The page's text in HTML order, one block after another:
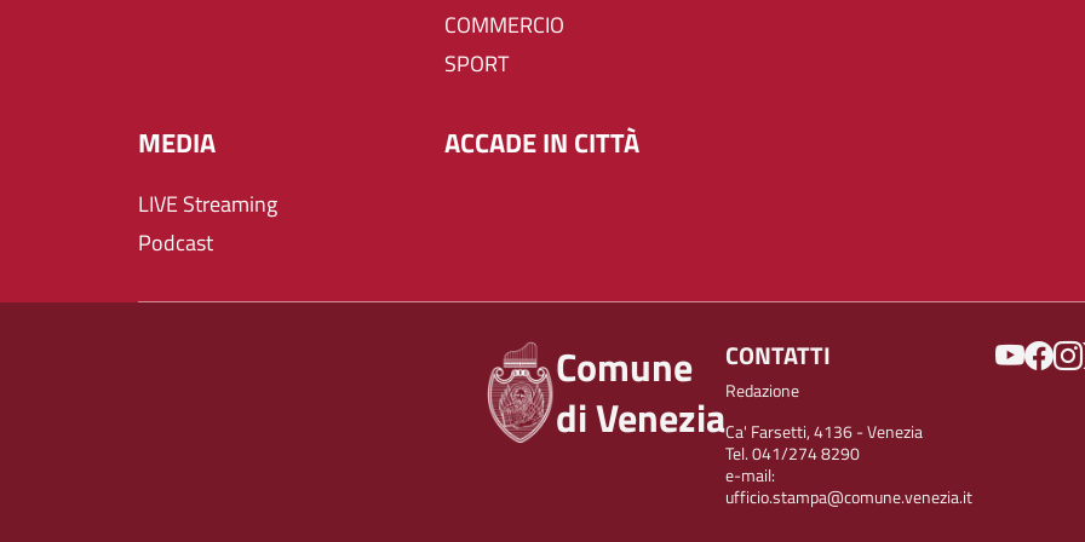
COMMERCIO
SPORT
MEDIA
LIVE Streaming
Podcast
ACCADE IN CITTÀ
Comune
di Venezia
CONTATTI
Redazione
Ca' Farsetti, 4136 - Venezia
Tel. 041/274 8290
e-mail:
ufficio.stampa@comune.venezia.it